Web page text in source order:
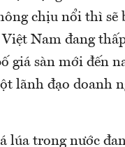
chịu nổi thì sẽ
Nam đang
giá sàn mới đến
lãnh đạo doanh
lúa trong nước